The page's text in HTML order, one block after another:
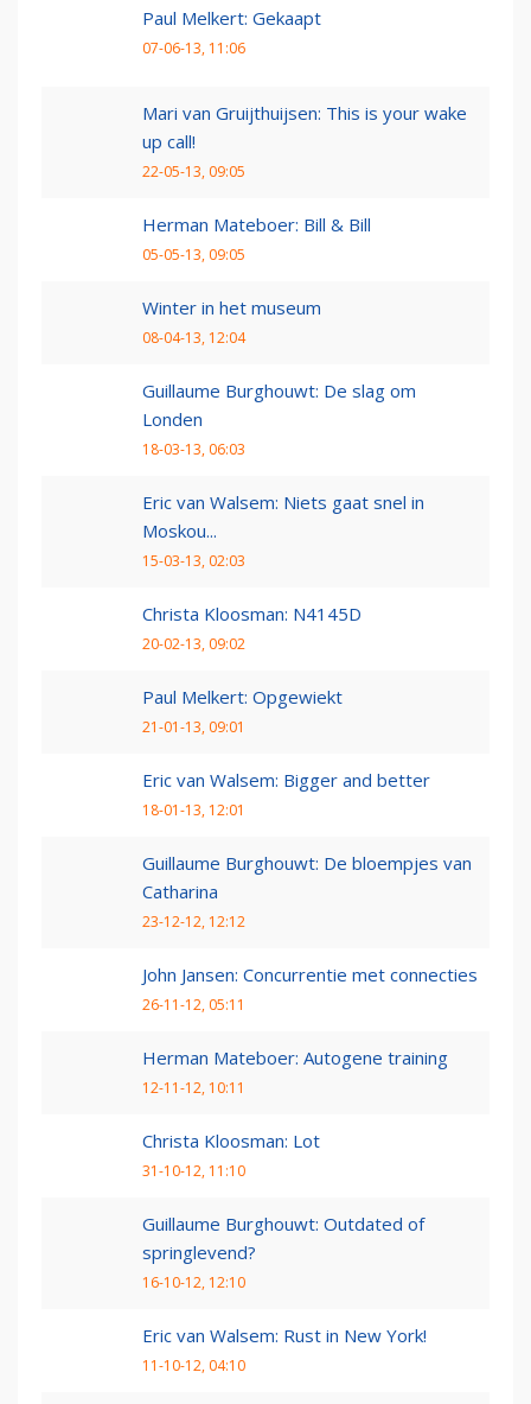
Paul Melkert: Gekaapt
07-06-13, 11:06
Mari van Gruijthuijsen: This is your wake
up call!
22-05-13, 09:05
Herman Mateboer: Bill & Bill
05-05-13, 09:05
Winter in het museum
08-04-13, 12:04
Guillaume Burghouwt: De slag om
Londen
18-03-13, 06:03
Eric van Walsem: Niets gaat snel in
Moskou...
15-03-13, 02:03
Christa Kloosman: N4145D
20-02-13, 09:02
Paul Melkert: Opgewiekt
21-01-13, 09:01
Eric van Walsem: Bigger and better
18-01-13, 12:01
Guillaume Burghouwt: De bloempjes van
Catharina
23-12-12, 12:12
John Jansen: Concurrentie met connecties
26-11-12, 05:11
Herman Mateboer: Autogene training
12-11-12, 10:11
Christa Kloosman: Lot
31-10-12, 11:10
Guillaume Burghouwt: Outdated of
springlevend?
16-10-12, 12:10
Eric van Walsem: Rust in New York!
11-10-12, 04:10